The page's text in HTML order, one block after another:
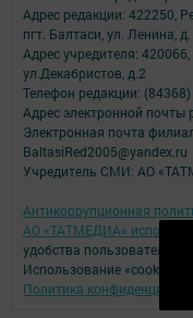
Адрес редакции: 422250,
пгт. Балтаси, ул. Ленина, д.
Адрес учредителя:
ул.Декабристов, д.2
Телефон редакции: (84368)
Адрес электронной почты
Электронная почта
BaltasiRed2005@yandex.ru
Учредитель СМИ: АО
Антикоррупционная
АО «ТАТМЕДИА»
удобства пользователей
Использование «cookie»
Политика